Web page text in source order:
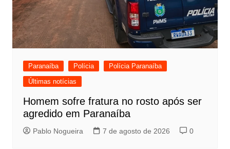
Paranaíba Polícia
Polícia Paranaíba
Últimas notícias
Homem sofre fratura no rosto após ser
agredido em Paranaíba
Pablo Nogueira 7 de agosto de 2026 0